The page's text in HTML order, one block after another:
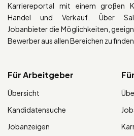
Karriereportal mit einem großen
Handel und Verkauf. Über
Jobanbieter die Möglichkeiten,
Bewerber aus allen Bereichen zu finden.
Für Arbeitgeber
Übersicht
Kandidatensuche
Jobanzeigen